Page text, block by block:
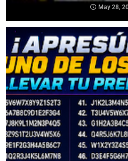
May 28,